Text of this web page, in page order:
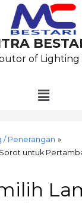
of Lighting
Menu
/ Penerangan
untuk